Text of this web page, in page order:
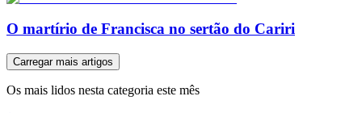
O martírio de Francisca no sertão do Cariri
Carregar mais artigos
Os mais lidos nesta categoria este mês